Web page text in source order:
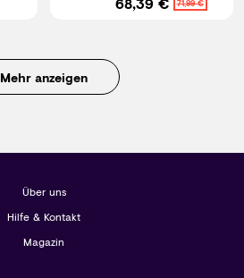
71,99 €
Mehr anzeigen
Über uns
Hilfe & Kontakt
Magazin